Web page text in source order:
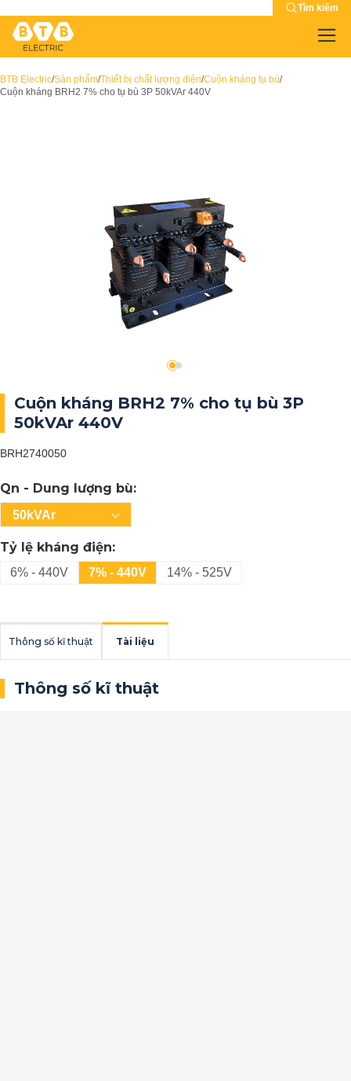
Tìm kiếm
BTB Electric/Sản phẩm/Thiết bị chất lượng điện/Cuộn kháng tụ bù/
Cuộn kháng BRH2 7% cho tụ bù 3P 50kVAr 440V
Cuộn kháng BRH2 7% cho tụ bù 3P
50kVAr 440V
BRH2740050
Qn - Dung lượng bù:
50kVAr
Tỷ lệ kháng điện:
6% - 440V 7% - 440V 14% - 525V
Thông số kĩ thuật Tài liệu
Thông số kĩ thuật